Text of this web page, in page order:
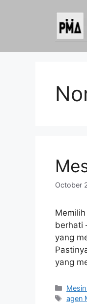
October
berhati
yang
yang
Tags
agen